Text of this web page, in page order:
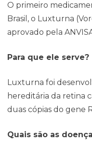
O primeiro
Brasil, o Luxturna
aprovado pela
Para que ele serve?
Luxturna foi
hereditária da retina
duas cópias do gene
Quais são as